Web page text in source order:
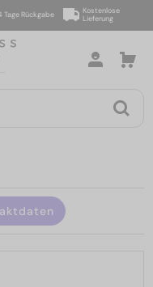
Rückgabe
Kostenlose
Lieferung